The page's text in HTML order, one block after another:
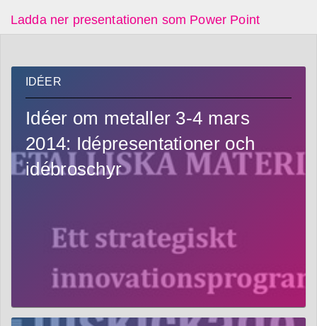
Ladda ner presentationen som Power Point
IDÉER
Idéer om metaller 3-4 mars
2014: Idépresentationer och
idébroschyr